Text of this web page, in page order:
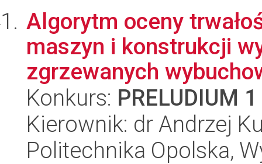
Algorytm oceny
maszyn i konstrukcji
zgrzewanych
Konkurs: PRELUDIUM 1
Kierownik: dr Andrzej
Politechnika Opolska,